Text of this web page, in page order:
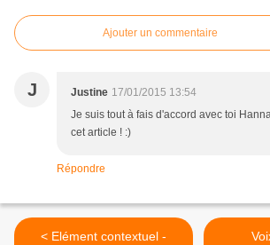
Ajouter un commentaire
J Justine 17/01/2015 13:54
Je suis tout à fais d'accord avec toi
cet article ! :)
Répondre
< Elément contextuel -